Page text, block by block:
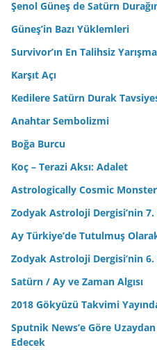
Şenol Güneş de Satürn
Güneş’in Bazı Yüklemleri
Survivor’ın En Talihsiz
Karşıt Açı
Kedilere Satürn Durak
Anahtar Sembolizmi
Boğa Burcu
Koç – Terazi Aksı: Adalet
Astrologically Cosmic
Zodyak Astroloji Dergisi’nin 7.
Ay Türkiye’de Tutulmuş
Zodyak Astroloji Dergisi’nin 6.
Satürn / Ay ve Zaman Algısı
2018 Gökyüzü Takvimi
Sputnik News’e Göre
Edecek